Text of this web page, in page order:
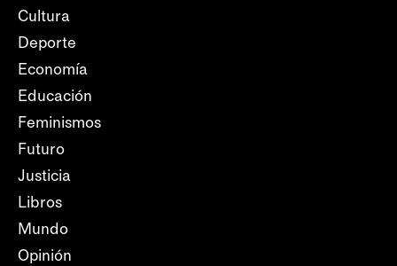
Cultura
Deporte
Economía
Educación
Feminismos
Futuro
Justicia
Libros
Mundo
Opinión